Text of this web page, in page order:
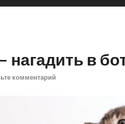
нагадить в
комментарий